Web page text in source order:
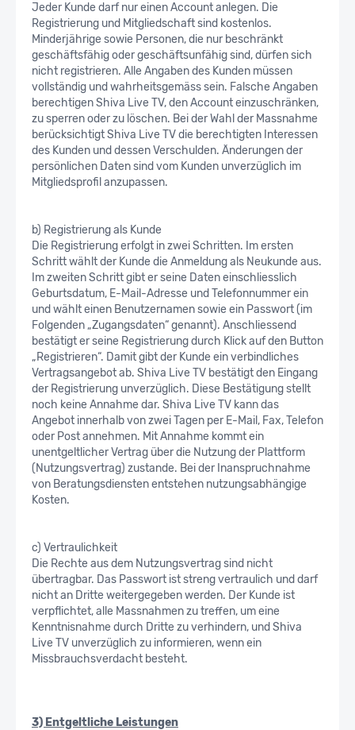
Jeder Kunde darf nur einen Account anlegen. Die
Registrierung und Mitgliedschaft sind kostenlos.
Minderjährige sowie Personen, die nur beschränkt
geschäftsfähig oder geschäftsunfähig sind, dürfen sich
nicht registrieren. Alle Angaben des Kunden müssen
vollständig und wahrheitsgemäss sein. Falsche Angaben
berechtigen Shiva Live TV, den Account einzuschränken,
zu sperren oder zu löschen. Bei der Wahl der Massnahme
berücksichtigt Shiva Live TV die berechtigten Interessen
des Kunden und dessen Verschulden. Änderungen der
persönlichen Daten sind vom Kunden unverzüglich im
Mitgliedsprofil anzupassen.
b) Registrierung als Kunde
Die Registrierung erfolgt in zwei Schritten. Im ersten
Schritt wählt der Kunde die Anmeldung als Neukunde aus.
Im zweiten Schritt gibt er seine Daten einschliesslich
Geburtsdatum, E-Mail-Adresse und Telefonnummer ein
und wählt einen Benutzernamen sowie ein Passwort (im
Folgenden „Zugangsdaten“ genannt). Anschliessend
bestätigt er seine Registrierung durch Klick auf den Button
„Registrieren“. Damit gibt der Kunde ein verbindliches
Vertragsangebot ab. Shiva Live TV bestätigt den Eingang
der Registrierung unverzüglich. Diese Bestätigung stellt
noch keine Annahme dar. Shiva Live TV kann das
Angebot innerhalb von zwei Tagen per E-Mail, Fax, Telefon
oder Post annehmen. Mit Annahme kommt ein
unentgeltlicher Vertrag über die Nutzung der Plattform
(Nutzungsvertrag) zustande. Bei der Inanspruchnahme
von Beratungsdiensten entstehen nutzungsabhängige
Kosten.
c) Vertraulichkeit
Die Rechte aus dem Nutzungsvertrag sind nicht
übertragbar. Das Passwort ist streng vertraulich und darf
nicht an Dritte weitergegeben werden. Der Kunde ist
verpflichtet, alle Massnahmen zu treffen, um eine
Kenntnisnahme durch Dritte zu verhindern, und Shiva
Live TV unverzüglich zu informieren, wenn ein
Missbrauchsverdacht besteht.
3) Entgeltliche Leistungen